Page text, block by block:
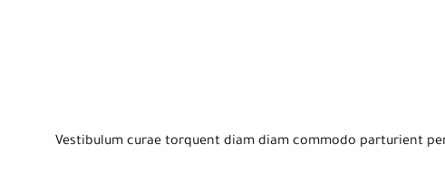
Vestibulum curae torquent diam diam commodo parturient